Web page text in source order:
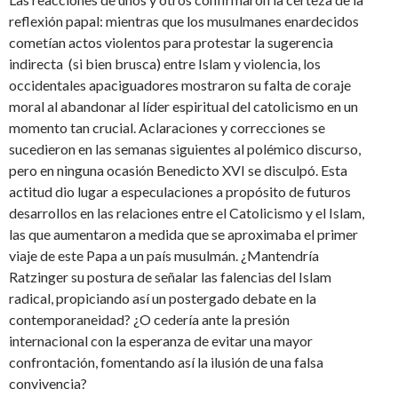
reflexión papal: mientras que los musulmanes enardecidos
cometían actos violentos para protestar la sugerencia
indirecta (si bien brusca) entre Islam y violencia, los
occidentales apaciguadores mostraron su falta de coraje
moral al abandonar al líder espiritual del catolicismo en un
momento tan crucial. Aclaraciones y correcciones se
sucedieron en las semanas siguientes al polémico discurso,
pero en ninguna ocasión Benedicto XVI se disculpó. Esta
actitud dio lugar a especulaciones a propósito de futuros
desarrollos en las relaciones entre el Catolicismo y el Islam,
las que aumentaron a medida que se aproximaba el primer
viaje de este Papa a un país musulmán. ¿Mantendría
Ratzinger su postura de señalar las falencias del Islam
radical, propiciando así un postergado debate en la
contemporaneidad? ¿O cedería ante la presión
internacional con la esperanza de evitar una mayor
confrontación, fomentando así la ilusión de una falsa
convivencia?